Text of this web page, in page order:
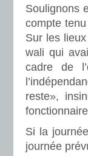
Soulignons
compte
Sur les
wali qui
cadre de
reste»,
Si la
journée